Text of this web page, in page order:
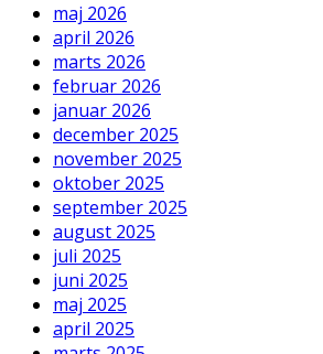
maj 2026
april 2026
marts 2026
februar 2026
januar 2026
december 2025
november 2025
oktober 2025
september 2025
august 2025
juli 2025
juni 2025
maj 2025
april 2025